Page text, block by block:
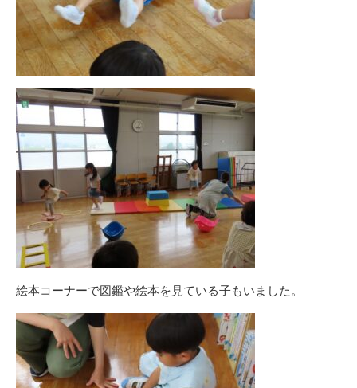
絵本コーナーで図鑑や絵本を見ている子もいました。